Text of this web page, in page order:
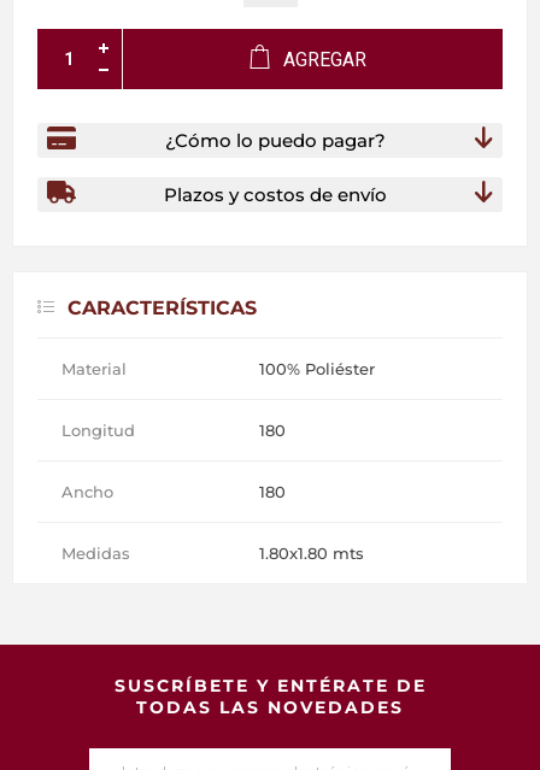
AGREGAR
¿Cómo lo puedo pagar?
Plazos y costos de envío
CARACTERÍSTICAS
Material 100% Poliéster
Longitud 180
Ancho 180
Medidas 1.80x1.80 mts
SUSCRÍBETE Y ENTÉRATE DE
TODAS LAS NOVEDADES